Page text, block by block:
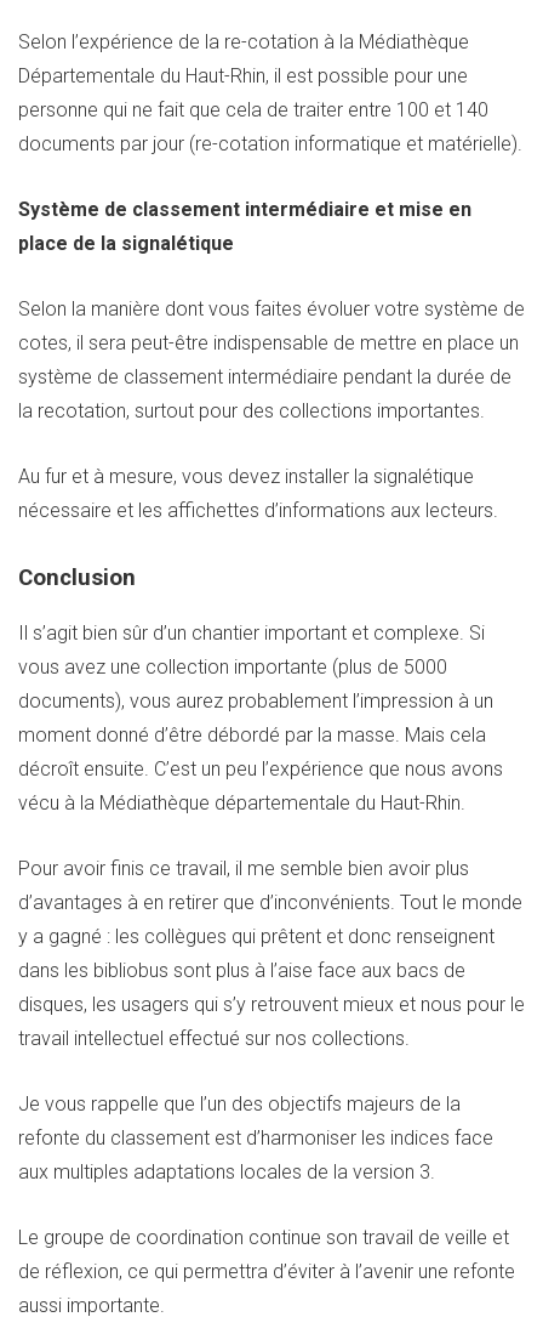
Selon l’expérience de la re-cotation à la Médiathèque
Départementale du Haut-Rhin, il est possible pour une
personne qui ne fait que cela de traiter entre 100 et 140
documents par jour (re-cotation informatique et matérielle).
Système de classement intermédiaire et mise en
place de la signalétique
Selon la manière dont vous faites évoluer votre système de
cotes, il sera peut-être indispensable de mettre en place un
système de classement intermédiaire pendant la durée de
la recotation, surtout pour des collections importantes.
Au fur et à mesure, vous devez installer la signalétique
nécessaire et les affichettes d’informations aux lecteurs.
Conclusion
Il s’agit bien sûr d’un chantier important et complexe. Si
vous avez une collection importante (plus de 5000
documents), vous aurez probablement l’impression à un
moment donné d’être débordé par la masse. Mais cela
décroît ensuite. C’est un peu l’expérience que nous avons
vécu à la Médiathèque départementale du Haut-Rhin.
Pour avoir finis ce travail, il me semble bien avoir plus
d’avantages à en retirer que d’inconvénients. Tout le monde
y a gagné : les collègues qui prêtent et donc renseignent
dans les bibliobus sont plus à l’aise face aux bacs de
disques, les usagers qui s’y retrouvent mieux et nous pour le
travail intellectuel effectué sur nos collections.
Je vous rappelle que l’un des objectifs majeurs de la
refonte du classement est d’harmoniser les indices face
aux multiples adaptations locales de la version 3.
Le groupe de coordination continue son travail de veille et
de réflexion, ce qui permettra d’éviter à l’avenir une refonte
aussi importante.